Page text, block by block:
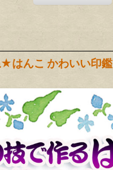
はんこ かわいい印鑑